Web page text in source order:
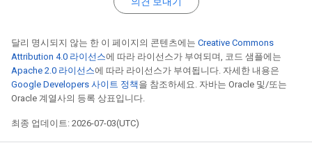
달리 명시되지 않는 한 이 페이지의 콘텐츠에는 Creative Commons
Attribution 4.0 라이선스에 따라 라이선스가 부여되며, 코드 샘플에는
Apache 2.0 라이선스에 따라 라이선스가 부여됩니다. 자세한 내용은
Google Developers 사이트 정책 을 참조하세요. 자바는 Oracle 및/또는
Oracle 계열사의 등록 상표입니다.
최종 업데이트: 2026-07-03(UTC)